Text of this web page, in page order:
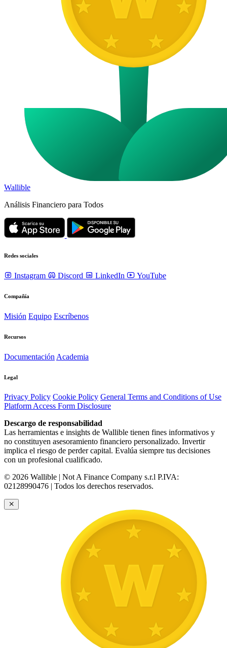
Wallible
Análisis Financiero para Todos
Redes sociales
Instagram Discord LinkedIn YouTube
Compañía
Misión Equipo Escríbenos
Recursos
Documentación Academia
Legal
Privacy Policy Cookie Policy General Terms and Conditions of Use
Platform Access Form Disclosure
Descargo de responsabilidad
Las herramientas e insights de Wallible tienen fines informativos y
no constituyen asesoramiento financiero personalizado. Invertir
implica el riesgo de perder capital. Evalúa siempre tus decisiones
con un profesional cualificado.
© 2026 Wallible | Not A Finance Company s.r.l P.IVA:
02128990476 | Todos los derechos reservados.